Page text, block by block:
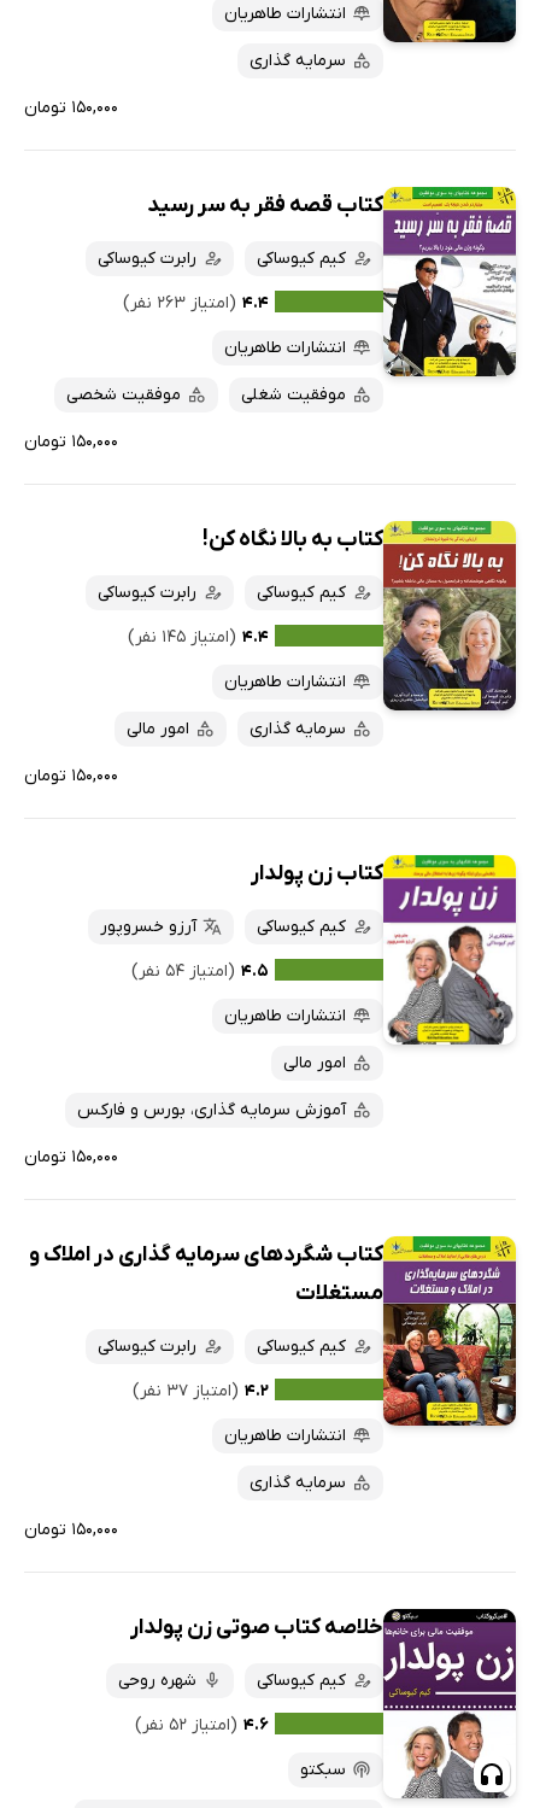
انتشارات طاهریان
سرمایه گذاری
۱۵۰,۰۰۰ تومان
کتاب قصه فقر به سر رسید
کیم کیوساکی
رابرت کیوساکی
۴.۴ (امتیاز ۲۶۳ نفر)
انتشارات طاهریان
موفقیت شغلی موفقیت شخصی
۱۵۰,۰۰۰ تومان
کتاب به بالا نگاه کن!
کیم کیوساکی
رابرت کیوساکی
۴.۴ (امتیاز ۱۴۵ نفر)
انتشارات طاهریان
سرمایه گذاری امور مالی
۱۵۰,۰۰۰ تومان
کتاب زن پولدار
کیم کیوساکی
آرزو خسروپور
۴.۵ (امتیاز ۵۴ نفر)
انتشارات طاهریان
امور مالی
آموزش سرمایه گذاری، بورس و فارکس
۱۵۰,۰۰۰ تومان
کتاب شگردهای سرمایه گذاری در املاک و
مستغلات
کیم کیوساکی
رابرت کیوساکی
۴.۲ (امتیاز ۳۷ نفر)
انتشارات طاهریان
سرمایه گذاری
۱۵۰,۰۰۰ تومان
خلاصه کتاب صوتی زن پولدار
کیم کیوساکی
شهره روحی
۴.۶ (امتیاز ۵۲ نفر)
سبکتو